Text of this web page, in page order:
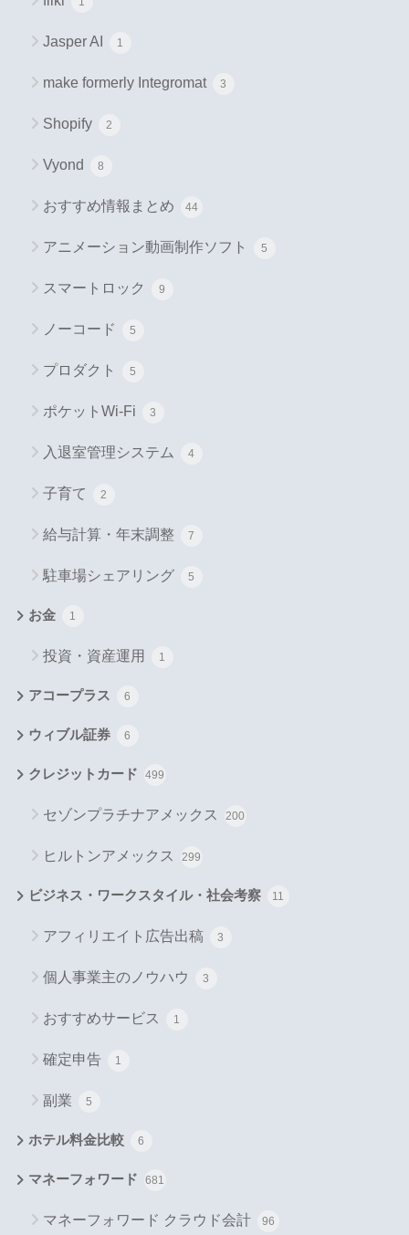
Jasper AI 1
make formerly Integromat 3
Shopify 2
Vyond 8
おすすめ情報まとめ 44
アニメーション動画制作ソフト 5
スマートロック 9
ノーコード 5
プロダクト 5
ポケットWi-Fi 3
入退室管理システム 4
子育て 2
給与計算・年末調整 7
駐車場シェアリング 5
お金 1
投資・資産運用 1
アコープラス 6
ウィブル証券 6
クレジットカード 499
セゾンプラチナアメックス 200
ヒルトンアメックス 299
ビジネス・ワークスタイル・社会考察 11
アフィリエイト広告出稿 3
個人事業主のノウハウ 3
おすすめサービス 1
確定申告 1
副業 5
ホテル料金比較 6
マネーフォワード 681
マネーフォワード クラウド会計 96